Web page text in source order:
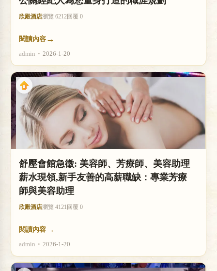
欣殿酒店瀏覽 6212回覆 0
閱讀內容 →
admin • 2026-1-20
舒壓會館急徵: 美容師、芳療師、美容助理
薪水現領,新手友善的高薪職缺：專業芳療
師與美容助理
欣殿酒店瀏覽 4121 回覆 0
閱讀內容 →
admin • 2026-1-20